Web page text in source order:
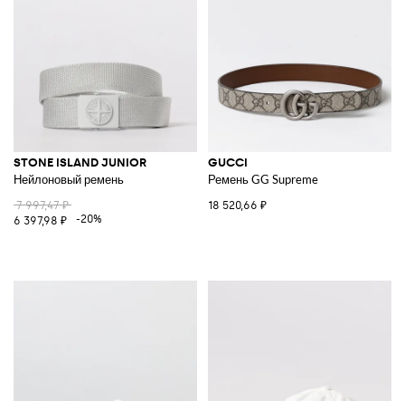
STONE ISLAND JUNIOR
Нейлоновый ремень
7 997,47 ₽
6 397,98 ₽
-20%
GUCCI
Ремень GG Supreme
18 520,66 ₽